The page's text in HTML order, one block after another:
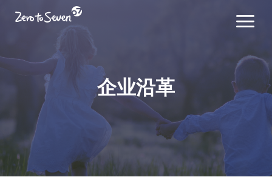
企业沿革